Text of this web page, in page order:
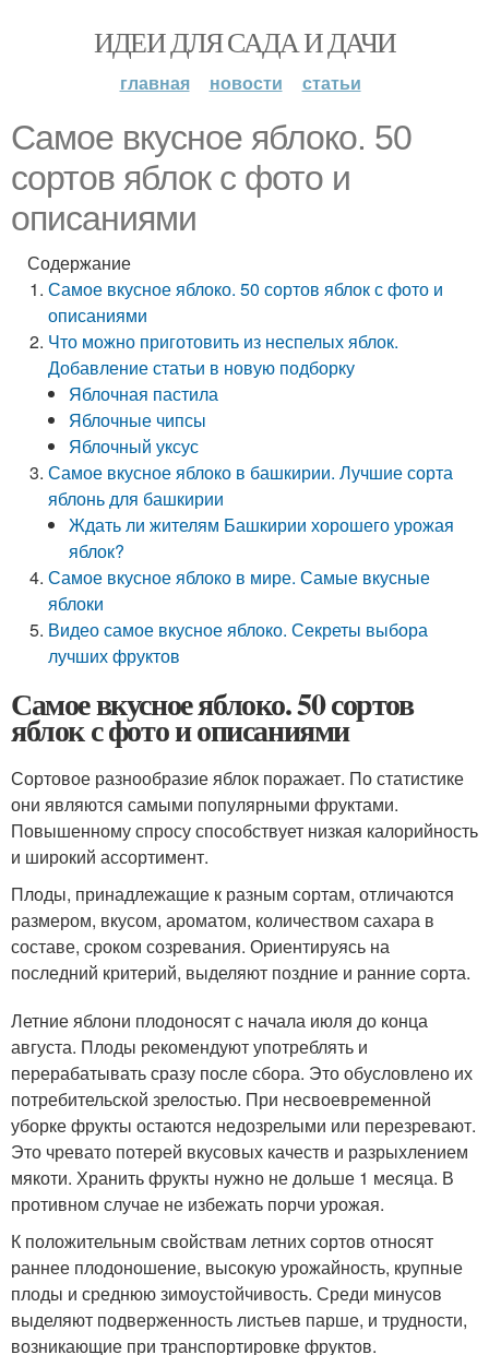
ИДЕИ ДЛЯ САДА И ДАЧИ
главная новости статьи
Самое вкусное яблоко. 50
сортов яблок с фото и
описаниями
Содержание
Самое вкусное яблоко. 50 сортов яблок с фото и
описаниями
Что можно приготовить из неспелых яблок.
Добавление статьи в новую подборку
Яблочная пастила
Яблочные чипсы
Яблочный уксус
Самое вкусное яблоко в башкирии. Лучшие сорта
яблонь для башкирии
Ждать ли жителям Башкирии хорошего урожая
яблок?
Самое вкусное яблоко в мире. Самые вкусные
яблоки
Видео самое вкусное яблоко. Секреты выбора
лучших фруктов
Самое вкусное яблоко. 50 сортов
яблок с фото и описаниями
Сортовое разнообразие яблок поражает. По статистике
они являются самыми популярными фруктами.
Повышенному спросу способствует низкая калорийность
и широкий ассортимент.
Плоды, принадлежащие к разным сортам, отличаются
размером, вкусом, ароматом, количеством сахара в
составе, сроком созревания. Ориентируясь на
последний критерий, выделяют поздние и ранние сорта.
Летние яблони плодоносят с начала июля до конца
августа. Плоды рекомендуют употреблять и
перерабатывать сразу после сбора. Это обусловлено их
потребительской зрелостью. При несвоевременной
уборке фрукты остаются недозрелыми или перезревают.
Это чревато потерей вкусовых качеств и разрыхлением
мякоти. Хранить фрукты нужно не дольше 1 месяца. В
противном случае не избежать порчи урожая.
К положительным свойствам летних сортов относят
раннее плодоношение, высокую урожайность, крупные
плоды и среднюю зимоустойчивость. Среди минусов
выделяют подверженность листьев парше, и трудности,
возникающие при транспортировке фруктов.